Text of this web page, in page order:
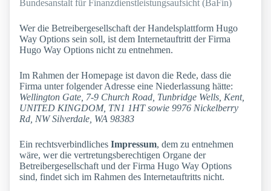
Bundesanstalt für Finanzdienstleistungsaufsicht (BaFin)
Wer die Betreibergesellschaft der Handelsplattform Hugo
Way Options sein soll, ist dem Internetauftritt der Firma
Hugo Way Options nicht zu entnehmen.
Im Rahmen der Homepage ist davon die Rede, dass die
Firma unter folgender Adresse eine Niederlassung hätte:
Wellington Gate, 7-9 Church Road, Tunbridge Wells, Kent,
UNITED KINGDOM, TN1 1HT sowie 9976 Nickelberry
Rd, NW Silverdale, WA 98383
Ein rechtsverbindliches Impressum, dem zu entnehmen
wäre, wer die vertretungsberechtigen Organe der
Betreibergesellschaft und der Firma Hugo Way Options
sind, findet sich im Rahmen des Internetauftritts nicht.